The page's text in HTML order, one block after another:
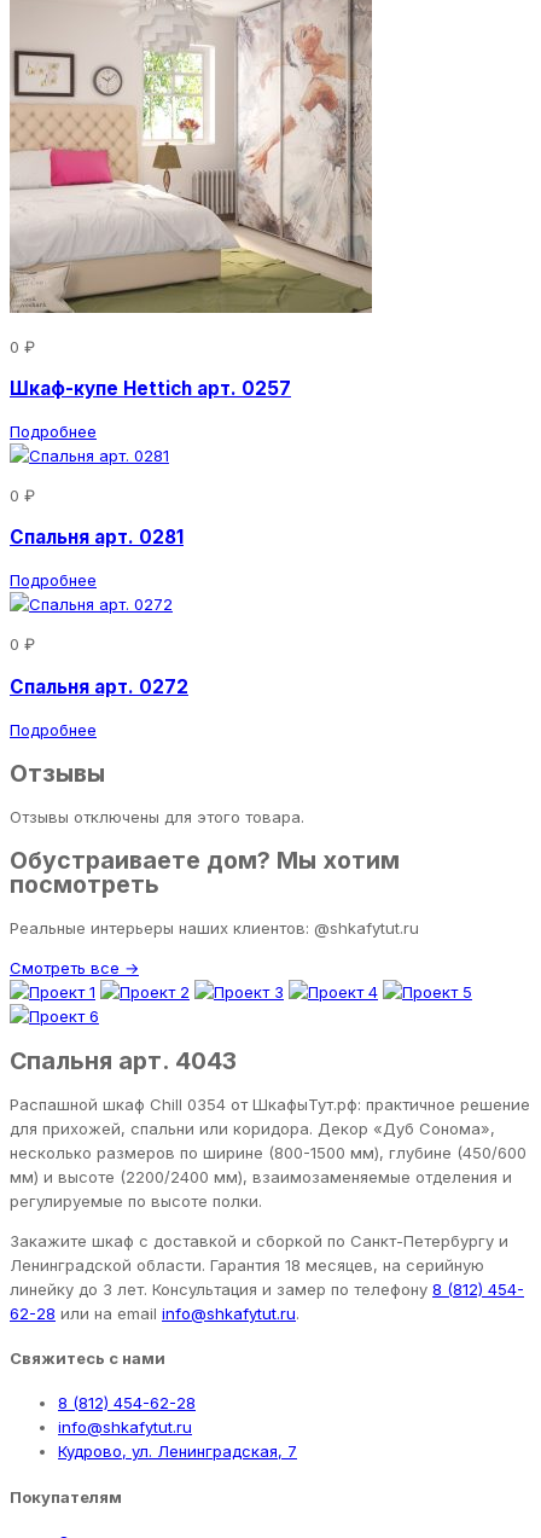
0 ₽
Шкаф-купе Hettich арт. 0257
Подробнее
0 ₽
Спальня арт. 0281
Подробнее
0 ₽
Спальня арт. 0272
Подробнее
Отзывы
Отзывы отключены для этого товара.
Обустраиваете дом? Мы хотим
посмотреть
Реальные интерьеры наших клиентов: @shkafytut.ru
Смотреть все →
Спальня арт. 4043
Распашной шкаф Chill 0354 от ШкафыТут.рф: практичное решение
для прихожей, спальни или коридора. Декор «Дуб Сонома»,
несколько размеров по ширине (800-1500 мм), глубине (450/600
мм) и высоте (2200/2400 мм), взаимозаменяемые отделения и
регулируемые по высоте полки.
Закажите шкаф с доставкой и сборкой по Санкт-Петербургу и
Ленинградской области. Гарантия 18 месяцев, на серийную
линейку до 3 лет. Консультация и замер по телефону 8 (812) 454-
62-28 или на email info@shkafytut.ru.
Свяжитесь с нами
8 (812) 454-62-28
info@shkafytut.ru
Кудрово, ул. Ленинградская, 7
Покупателям